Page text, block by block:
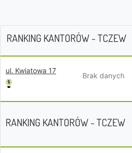
RANKING KANTORÓW - TCZEW
ul. Kwiatowa 17
Brak danych
RANKING KANTORÓW - TCZEW